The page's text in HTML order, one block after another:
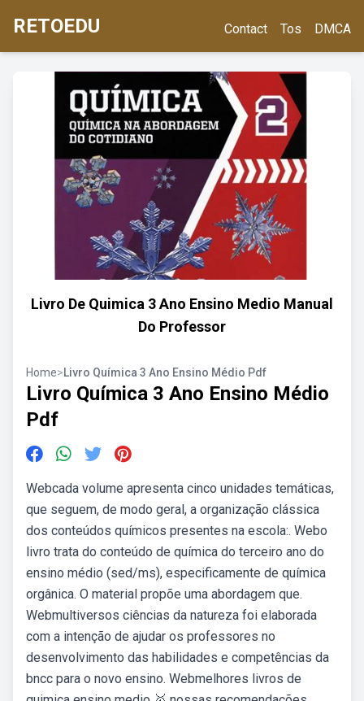
RETOEDU Contact Tos DMCA
Livro De Quimica 3 Ano Ensino Medio Manual
Do Professor
Home>Livro Química 3 Ano Ensino Médio Pdf
Livro Química 3 Ano Ensino Médio
Pdf
Webcada volume apresenta cinco unidades temáticas,
que seguem, de modo geral, a organização clássica
dos conteúdos químicos presentes na escola:. Webo
livro trata do conteúdo de química do terceiro ano do
ensino médio (sed/ms), especificamente de química
orgânica. O material propõe uma abordagem que.
Webmultiversos ciências da natureza foi elaborada
com a intenção de ajudar os professores no
desenvolvimento das habilidades e competências da
bncc para o novo ensino. Webmelhores livros de